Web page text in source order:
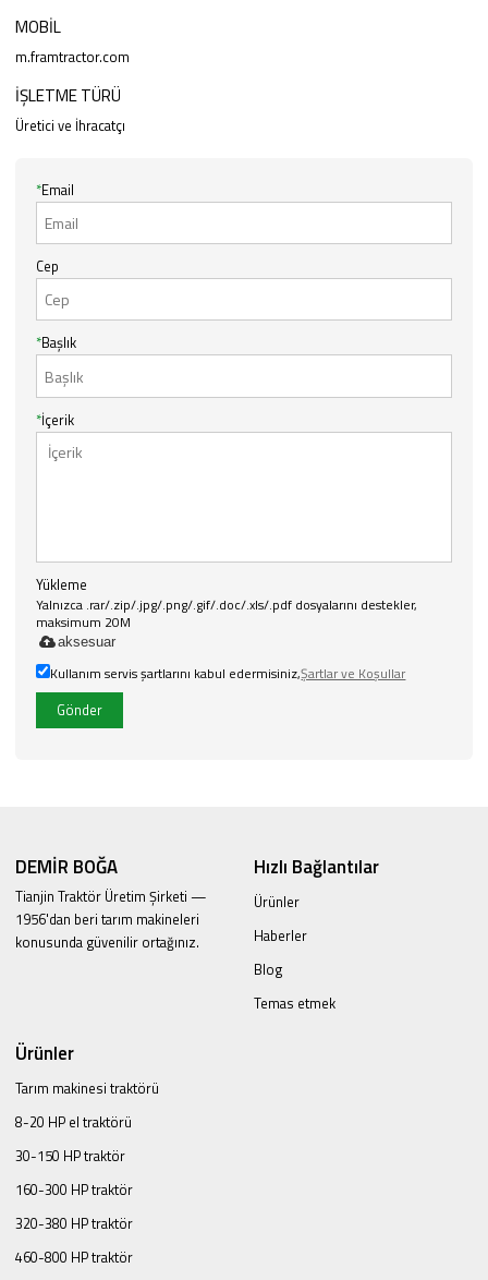
MOBIL
m.framtractor.com
İŞLETME TÜRÜ
Üretici ve İhracatçı
*Email
Cep
*Başlık
*İçerik
Yükleme
Yalnızca .rar/.zip/.jpg/.png/.gif/.doc/.xls/.pdf dosyalarını destekler,
maksimum 20M
aksesuar
Kullanım servis şartlarını kabul edermisiniz,Şartlar ve Koşullar
Gönder
DEMİR BOĞA
Tianjin Traktör Üretim Şirketi —
1956'dan beri tarım makineleri
konusunda güvenilir ortağınız.
Hızlı Bağlantılar
Ürünler
Haberler
Blog
Temas etmek
Ürünler
Tarım makinesi traktörü
8-20 HP el traktörü
30-150 HP traktör
160-300 HP traktör
320-380 HP traktör
460-800 HP traktör